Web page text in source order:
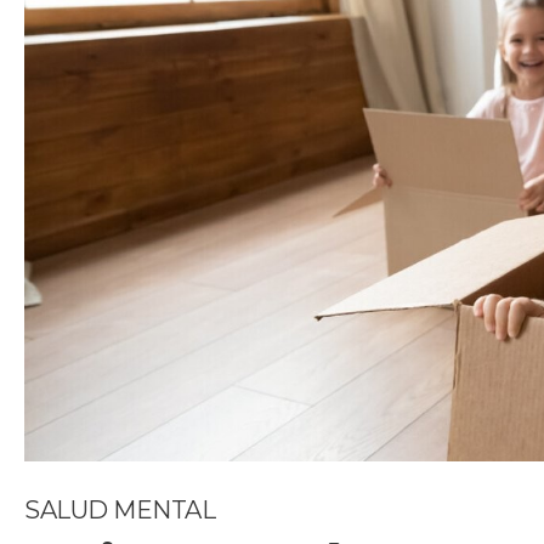
SALUD MENTAL